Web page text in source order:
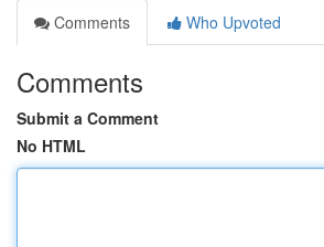
Comments
Who Upvoted
Comments
Submit a Comment
No HTML